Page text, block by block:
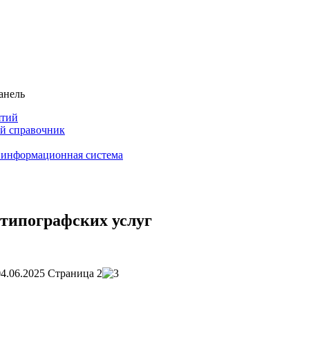
справочник
система
услуг